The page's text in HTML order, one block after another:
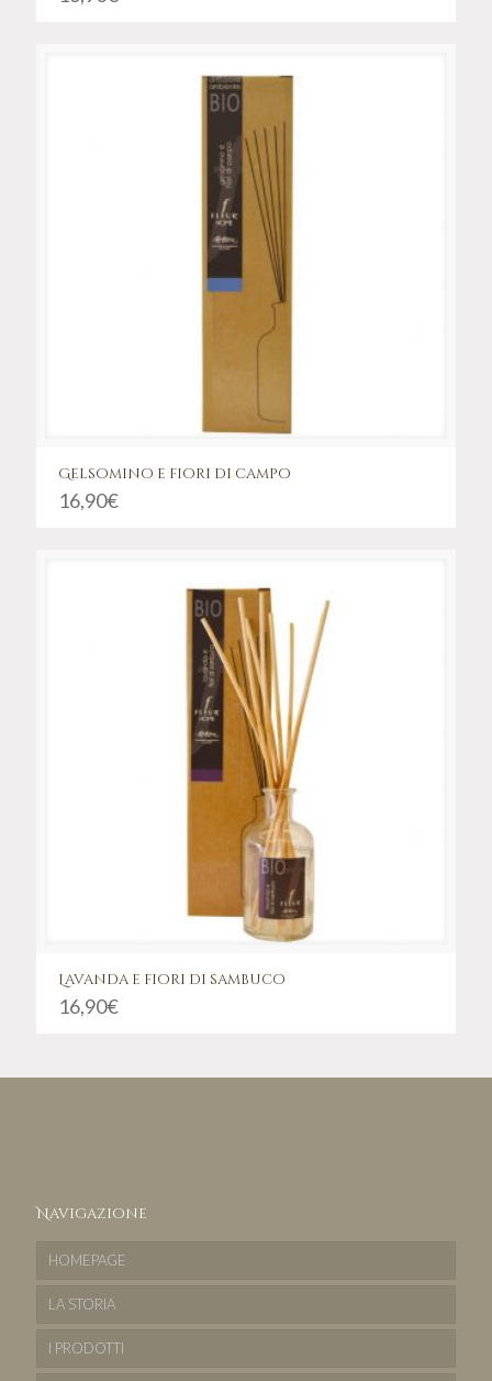
Gelsomino e fiori di campo
16,90€
Lavanda e fiori di sambuco
16,90€
Navigazione
HOMEPAGE
LA STORIA
I PRODOTTI